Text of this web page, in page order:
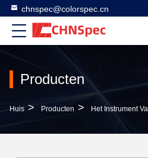
chnspec@colorspec.cn
Producten
Huis > Producten > Het Instrument